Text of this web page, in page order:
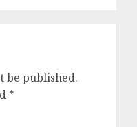
be published.
*